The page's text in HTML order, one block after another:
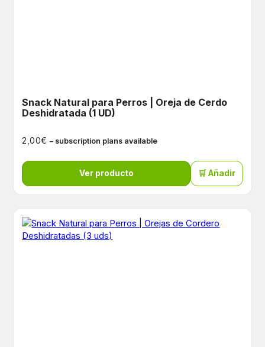
Snack Natural para Perros | Oreja de Cerdo
Deshidratada (1 UD)
2,00€ – subscription plans available
Ver producto 🛒 Añadir